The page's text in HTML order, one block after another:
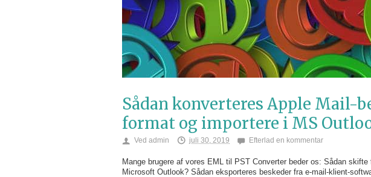
Sådan konverteres Apple Mail-
format og importere i MS
Ved admin juli 30, 2019 Efterlad en kommentar
Mange brugere af vores EML til PST Converter beder os: Sådan
Microsoft Outlook? Sådan eksporteres beskeder fra e-mail-klient-